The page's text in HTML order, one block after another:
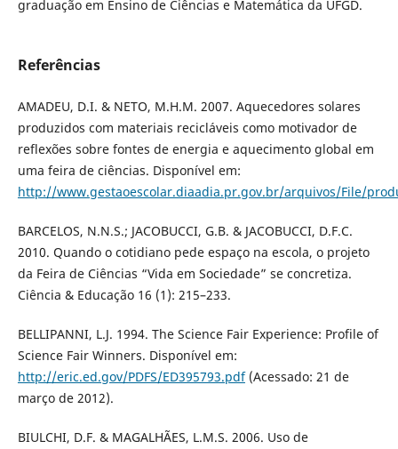
graduação em Ensino de Ciências e Matemática da UFGD.
Referências
AMADEU, D.I. & NETO, M.H.M. 2007. Aquecedores solares
produzidos com materiais recicláveis como motivador de
reflexões sobre fontes de energia e aquecimento global em
uma feira de ciências. Disponível em:
http://www.gestaoescolar.diaadia.pr.gov.br/arquivos/File/
BARCELOS, N.N.S.; JACOBUCCI, G.B. & JACOBUCCI, D.F.C.
2010. Quando o cotidiano pede espaço na escola, o projeto
da Feira de Ciências “Vida em Sociedade” se concretiza.
Ciência & Educação 16 (1): 215–233.
BELLIPANNI, L.J. 1994. The Science Fair Experience: Profile of
Science Fair Winners. Disponível em:
http://eric.ed.gov/PDFS/ED395793.pdf(Acessado: 21 de
março de 2012).
BIULCHI, D.F. & MAGALHÃES, L.M.S. 2006. Uso de